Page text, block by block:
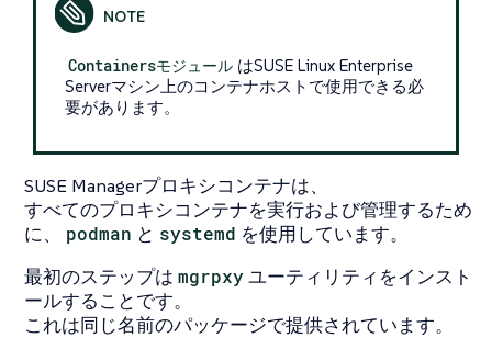
Containersモジュール はSUSE Linux Enterprise
Serverマシン上のコンテナホストで使用できる必
要があります。
SUSE Managerプロキシコンテナは、
すべてのプロキシコンテナを実行および管理するため
に、
podman と systemd を使用しています。
最初のステップは mgrpxyユーティリティをインスト
ールすることです。
これは同じ名前のパッケージで提供されています。